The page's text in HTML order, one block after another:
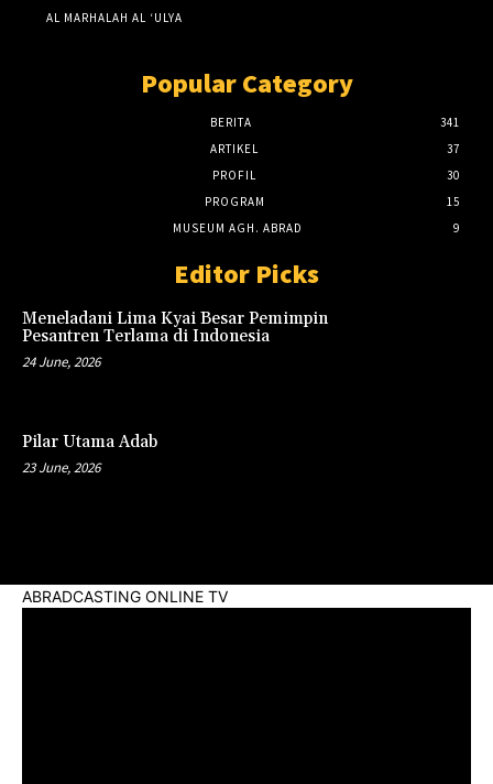
AL MARHALAH AL ‘ULYA
Popular Category
BERITA
341
ARTIKEL
37
PROFIL
30
PROGRAM
15
MUSEUM AGH. ABRAD
9
Editor Picks
Meneladani Lima Kyai Besar Pemimpin
Pesantren Terlama di Indonesia
24 June, 2026
Pilar Utama Adab
23 June, 2026
ABRADCASTING ONLINE TV